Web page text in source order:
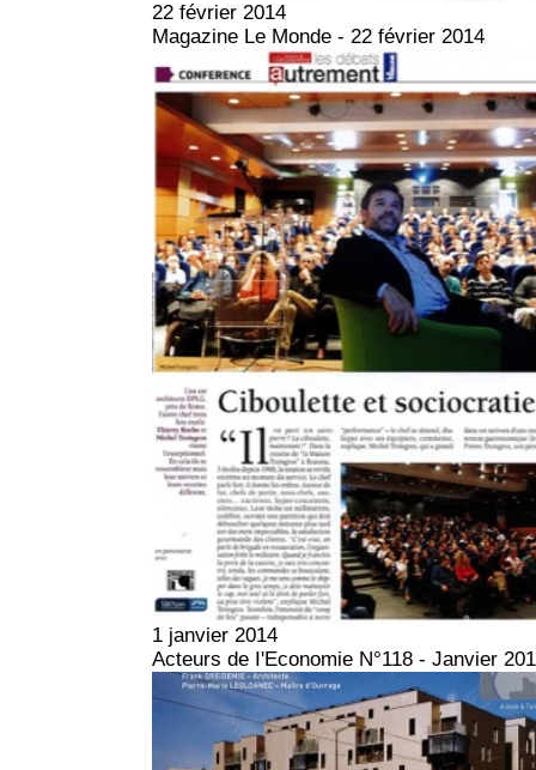
22 février 2014
Magazine Le Monde - 22 février 2014
1 janvier 2014
Acteurs de I'Economie N°118 - Janvier